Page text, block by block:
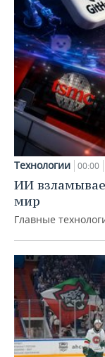
Технологии 00:00
ИИ
мир
Главные